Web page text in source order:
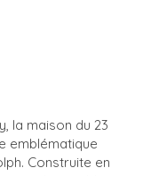
la maison du 23
emblématique
Construite en